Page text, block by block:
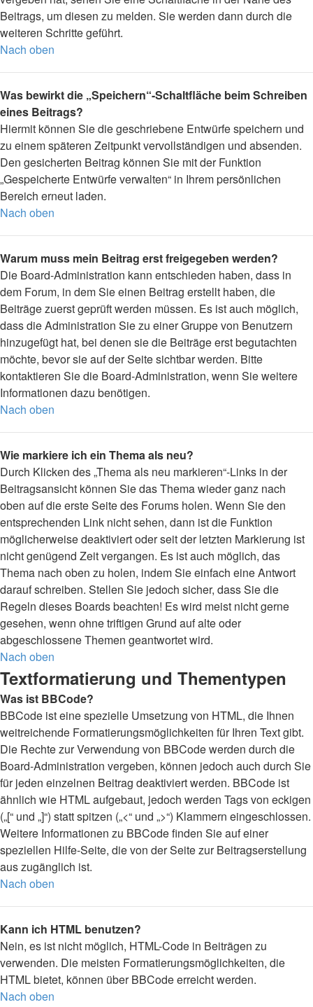
Beitrags, um diesen zu melden. Sie werden dann durch die
weiteren Schritte geführt.
Nach oben
Was bewirkt die „Speichern“-Schaltfläche beim Schreiben
eines Beitrags?
Hiermit können Sie die geschriebene Entwürfe speichern und
zu einem späteren Zeitpunkt vervollständigen und absenden.
Den gesicherten Beitrag können Sie mit der Funktion
„Gespeicherte Entwürfe verwalten“ in Ihrem persönlichen
Bereich erneut laden.
Nach oben
Warum muss mein Beitrag erst freigegeben werden?
Die Board-Administration kann entschieden haben, dass in
dem Forum, in dem Sie einen Beitrag erstellt haben, die
Beiträge zuerst geprüft werden müssen. Es ist auch möglich,
dass die Administration Sie zu einer Gruppe von Benutzern
hinzugefügt hat, bei denen sie die Beiträge erst begutachten
möchte, bevor sie auf der Seite sichtbar werden. Bitte
kontaktieren Sie die Board-Administration, wenn Sie weitere
Informationen dazu benötigen.
Nach oben
Wie markiere ich ein Thema als neu?
Durch Klicken des „Thema als neu markieren“-Links in der
Beitragsansicht können Sie das Thema wieder ganz nach
oben auf die erste Seite des Forums holen. Wenn Sie den
entsprechenden Link nicht sehen, dann ist die Funktion
möglicherweise deaktiviert oder seit der letzten Markierung ist
nicht genügend Zeit vergangen. Es ist auch möglich, das
Thema nach oben zu holen, indem Sie einfach eine Antwort
darauf schreiben. Stellen Sie jedoch sicher, dass Sie die
Regeln dieses Boards beachten! Es wird meist nicht gerne
gesehen, wenn ohne triftigen Grund auf alte oder
abgeschlossene Themen geantwortet wird.
Nach oben
Textformatierung und Thementypen
Was ist BBCode?
BBCode ist eine spezielle Umsetzung von HTML, die Ihnen
weitreichende Formatierungsmöglichkeiten für Ihren Text gibt.
Die Rechte zur Verwendung von BBCode werden durch die
Board-Administration vergeben, können jedoch auch durch Sie
für jeden einzelnen Beitrag deaktiviert werden. BBCode ist
ähnlich wie HTML aufgebaut, jedoch werden Tags von eckigen
(„[“ und „]“) statt spitzen („<“ und „>“) Klammern eingeschlossen.
Weitere Informationen zu BBCode finden Sie auf einer
speziellen Hilfe-Seite, die von der Seite zur Beitragserstellung
aus zugänglich ist.
Nach oben
Kann ich HTML benutzen?
Nein, es ist nicht möglich, HTML-Code in Beiträgen zu
verwenden. Die meisten Formatierungsmöglichkeiten, die
HTML bietet, können über BBCode erreicht werden.
Nach oben